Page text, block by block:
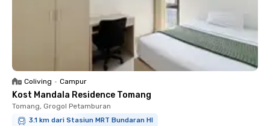
Coliving • Campur
Kost Mandala Residence Tomang
Tomang, Grogol Petamburan
3.1 km dari Stasiun MRT Bundaran HI